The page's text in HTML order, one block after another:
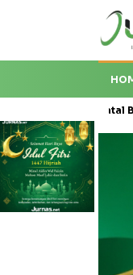
Batal Berlayar,